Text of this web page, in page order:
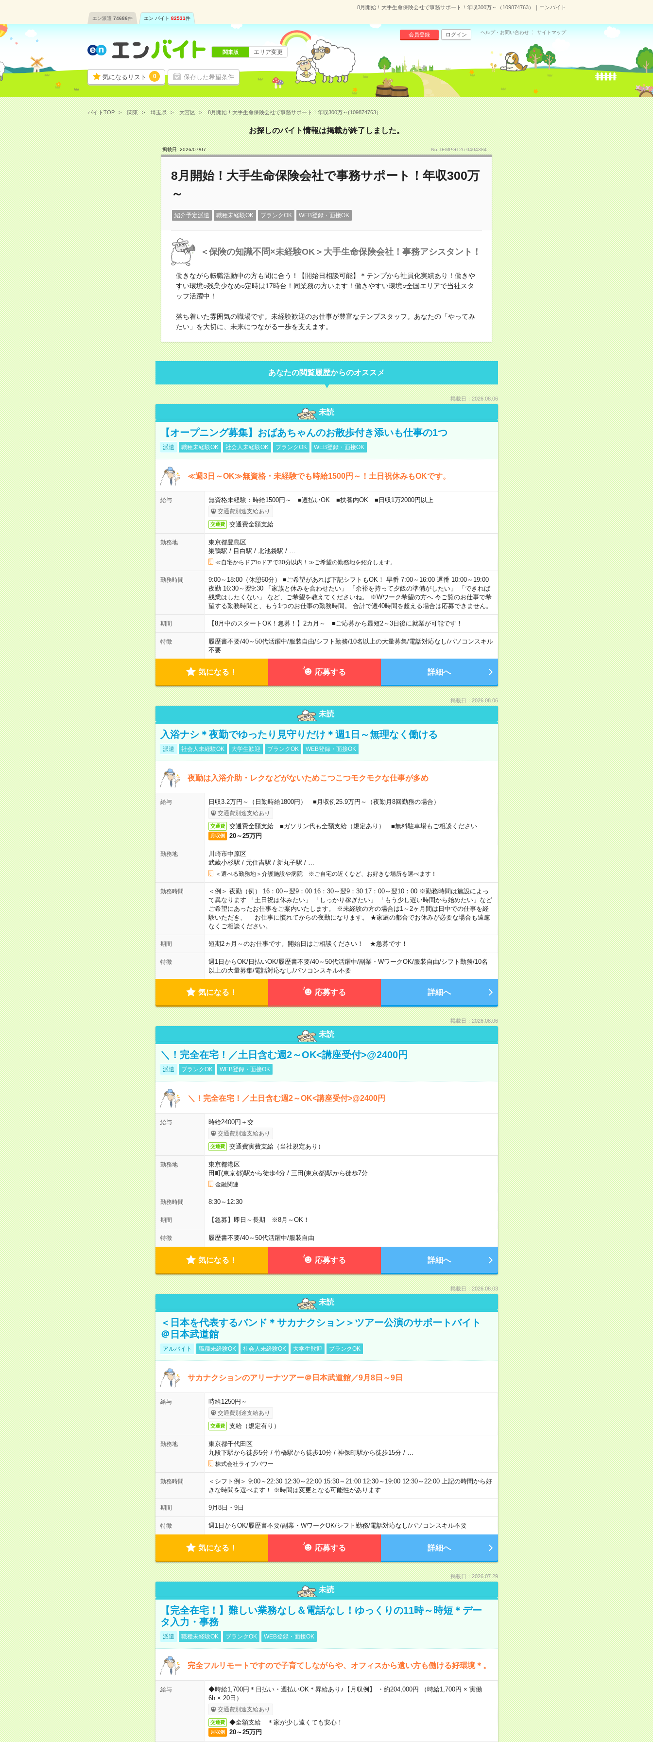
8月開始！大手生命保険会社で事務サポート！年収300万～（109874763）｜エンバイト
エン派遣 74686件 エン バイト 82531件
気になるリスト 0 保存した希望条件
会員登録 ログイン ヘルプ・お問い合わせ サイトマップ
関東版 エリア変更
バイトTOP 関東 埼玉県 大宮区 8月開始！大手生命保険会社で事務サポート！年収300万～(109874763）
お探しのバイト情報は掲載が終了しました。
掲載日 :2026/07/07 No.TEMPGT26-0404384
8月開始！大手生命保険会社で事務サポート！年収300万
～
紹介予定派遣 職種未経験OK ブランクOK WEB登録・面接OK
＜保険の知識不問×未経験OK＞大手生命保険会社！事務アシスタント！
働きながら転職活動中の方も間に合う！【開始日相談可能】＊テンプから社員化実績あり！働きや
すい環境○残業少なめ○定時は17時台！同業務の方います！働きやすい環境○全国エリアで当社スタ
ッフ活躍中！
落ち着いた雰囲気の職場です。未経験歓迎のお仕事が豊富なテンプスタッフ。あなたの「やってみ
たい」を大切に、未来につながる一歩を支えます。
あなたの閲覧履歴からのオススメ
掲載日：2026.08.06
未読
【オープニング募集】おばあちゃんのお散歩付き添いも仕事の1つ
派遣 職種未経験OK 社会人未経験OK ブランクOK WEB登録・面接OK
≪週3日～OK≫無資格・未経験でも時給1500円～！土日祝休みもOKです。
給与 無資格未経験：時給1500円～ ■週払いOK ■扶養内OK ■日収1万2000円以上
交通費別途支給あり
交通費 交通費全額支給
勤務地
東京都豊島区
巣鴨駅 / 目白駅 / 北池袋駅 /
≪自宅からドアtoドアで30分以内！≫ご希望の勤務地を紹介します。
勤務時間
9:00～18:00（休憩60分） ■ご希望があれば下記シフトもOK！ 早番 7:00～16:00 遅番 10:00～19:00
夜勤 16:30～翌9:30 「家族と休みを合わせたい」 「余裕を持って夕飯の準備がしたい」 「できれば
残業はしたくない」 など、ご希望を教えてくださいね。 ※Wワーク希望の方へ 今ご覧のお仕事で希
望する勤務時間と、もう1つのお仕事の勤務時間。 合計で週40時間を超える場合は応募できません。
期間 【8月中のスタートOK！急募！】2カ月～ ■ご応募から最短2～3日後に就業が可能です！
特徴 履歴書不要/40～50代活躍中/服装自由/シフト勤務/10名以上の大量募集/電話対応なし/パソコンスキル
不要
気になる！ 応募する 詳細へ
掲載日：2026.08.06
未読
入浴ナシ＊夜勤でゆったり見守りだけ＊週1日～無理なく働ける
派遣 社会人未経験OK 大学生歓迎 ブランクOK WEB登録・面接OK
夜勤は入浴介助・レクなどがないためこつこつモクモクな仕事が多め
給与 日収3.2万円～（日勤時給1800円） ■月収例25.9万円～（夜勤月8回勤務の場合）
交通費別途支給あり
交通費 交通費全額支給 ■ガソリン代も全額支給（規定あり） ■無料駐車場もご相談ください
月収例 20～25万円
勤務地
川崎市中原区
武蔵小杉駅 / 元住吉駅 / 新丸子駅 /
＜選べる勤務地＞介護施設や病院 ※ご自宅の近くなど、お好きな場所を選べます！
勤務時間
＜例＞ 夜勤（例） 16：00～翌9：00 16：30～翌9：30 17：00～翌10：00 ※勤務時間は施設によっ
て異なります 「土日祝は休みたい」 「しっかり稼ぎたい」 「もう少し遅い時間から始めたい」など
ご希望にあったお仕事をご案内いたします。 ※未経験の方の場合は1～2ヶ月間は日中での仕事を経
験いただき、 お仕事に慣れてからの夜勤になります。 ★家庭の都合でお休みが必要な場合も遠慮
なくご相談ください。
期間 短期2ヵ月～のお仕事です。開始日はご相談ください！ ★急募です！
特徴 週1日からOK/日払いOK/履歴書不要/40～50代活躍中/副業・WワークOK/服装自由/シフト勤務/10名
以上の大量募集/電話対応なし/パソコンスキル不要
気になる！ 応募する 詳細へ
掲載日：2026.08.06
未読
＼！完全在宅！／土日含む週2～OK<講座受付>@2400円
派遣 ブランクOK WEB登録・面接OK
＼！完全在宅！／土日含む週2～OK<講座受付>@2400円
給与 時給2400円＋交
交通費別途支給あり
交通費 交通費実費支給（当社規定あり）
勤務地
東京都港区
田町(東京都)駅から徒歩4分/ 三田(東京都)駅から徒歩7分
金融関連
勤務時間 8:30～12:30
期間 【急募】即日～長期 ※8月～OK！
特徴 履歴書不要/40～50代活躍中/服装自由
気になる！ 応募する 詳細へ
掲載日：2026.08.03
未読
＜日本を代表するバンド＊サカナクション＞ツアー公演のサポートバイト
＠日本武道館
アルバイト 職種未経験OK 社会人未経験OK 大学生歓迎 ブランクOK
サカナクションのアリーナツアー＠日本武道館／9月8日～9日
給与 時給1250円～
交通費別途支給あり
交通費 支給（規定有り）
勤務地
東京都千代田区
九段下駅から徒歩5分/ 竹橋駅から徒歩10分/ 神保町駅から徒歩15分/
株式会社ライブパワー
勤務時間
＜シフト例＞ 9:00～22:30 12:30～22:00 15:30～21:00 12:30～19:00 12:30～22:00 上記の時間から好
きな時間を選べます！ ※時間は変更となる可能性があります
期間 9月8日・9日
特徴 週1日からOK/履歴書不要/副業・WワークOK/シフト勤務/電話対応なし/パソコンスキル不要
気になる！ 応募する 詳細へ
掲載日：2026.07.29
未読
【完全在宅！】難しい業務なし＆電話なし！ゆっくりの11時～時短＊デー
タ入力・事務
派遣 職種未経験OK ブランクOK WEB登録・面接OK
完全フルリモートですので子育てしながらや、オフィスから遠い方も働ける好環境＊。
給与
◆時給1,700円＊日払い・週払いOK＊昇給あり♪【月収例】 ・約204,000円 （時給1,700円 × 実働
6h × 20日）
交通費別途支給あり
交通費 ◆全額支給 ＊家が少し遠くても安心！
月収例 20～25万円